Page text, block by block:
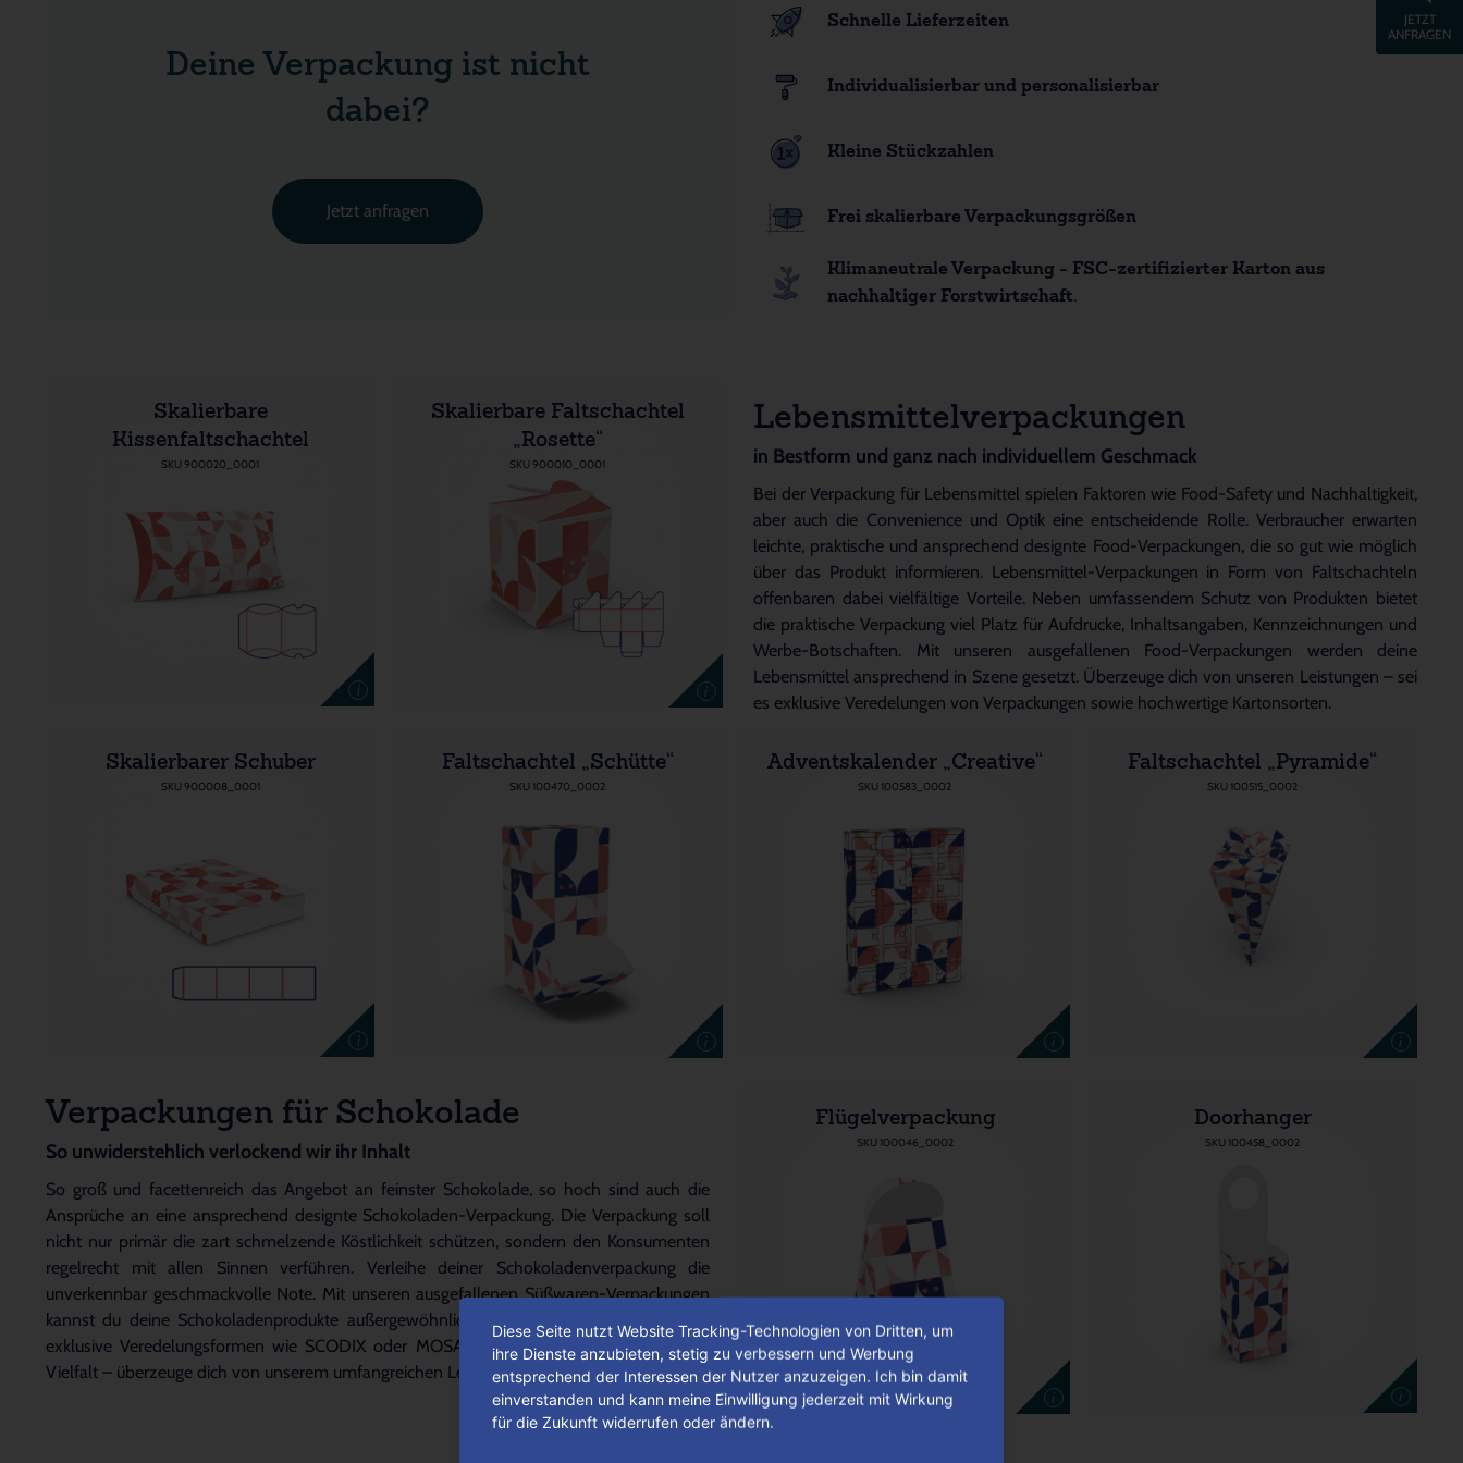
JETZT
ANFRAGEN
Deine Verpackung ist nicht
dabei?
Jetzt anfragen
Schnelle Lieferzeiten
Individualisierbar und personalisierbar
Kleine Stückzahlen
Frei skalierbare Verpackungsgrößen
Klimaneutrale Verpackung - FSC-zertifizierter Karton aus
nachhaltiger Forstwirtschaft.
Skalierbare
Kissenfaltschachtel
SKU 900020_0001
i
Skalierbare Faltschachtel
„Rosette“
SKU 900010_0001
i
Lebensmittelverpackungen
in Bestform und ganz nach individuellem Geschmack
Bei der Verpackung für Lebensmittel spielen Faktoren wie Food-Safety und Nachhaltigkeit,
aber auch die Convenience und Optik eine entscheidende Rolle. Verbraucher erwarten
leichte, praktische und ansprechend designte Food-Verpackungen, die so gut wie möglich
über das Produkt informieren. Lebensmittel-Verpackungen in Form von Faltschachteln
offenbaren dabei vielfältige Vorteile. Neben umfassendem Schutz von Produkten bietet
die praktische Verpackung viel Platz für Aufdrucke, Inhaltsangaben, Kennzeichnungen und
Werbe-Botschaften. Mit unseren ausgefallenen Food-Verpackungen werden deine
Lebensmittel ansprechend in Szene gesetzt. Überzeuge dich von unseren Leistungen – sei
es exklusive Veredelungen von Verpackungen sowie hochwertige Kartonsorten.
Skalierbarer Schuber
SKU 900008_0001
i
Faltschachtel „Schütte“
SKU 100470_0002
i
Adventskalender „Creative“
SKU 100583_0002
i
Faltschachtel „Pyramide“
SKU 100515_0002
i
Verpackungen für Schokolade
So unwiderstehlich verlockend wir ihr Inhalt
So groß und facettenreich das Angebot an feinster Schokolade, so hoch sind auch die
Ansprüche an eine ansprechend designte Schokoladen-Verpackung. Die Verpackung soll
nicht nur primär die zart schmelzende Köstlichkeit schützen, sondern den Konsumenten
regelrecht mit allen Sinnen verführen. Verleihe deiner Schokoladenverpackung die
unverkennbar geschmackvolle Note. Mit unseren ausgefallenen Süßwaren-Verpackungen
kannst du deine Schokoladenprodukte außergewöhnlich verführerisch präsentieren. Ob
exklusive Veredelungsformen wie SCODIX oder MOSAIC für eine spektakuläre Design-
Vielfalt – überzeuge dich von unserem umfangreichen Leistungsspektrum.
Flügelverpackung
SKU 100046_0002
i
Doorhanger
SKU 100458_0002
i
Diese Seite nutzt Website Tracking-Technologien von Dritten, um
ihre Dienste anzubieten, stetig zu verbessern und Werbung
entsprechend der Interessen der Nutzer anzuzeigen. Ich bin damit
einverstanden und kann meine Einwilligung jederzeit mit Wirkung
für die Zukunft widerrufen oder ändern.